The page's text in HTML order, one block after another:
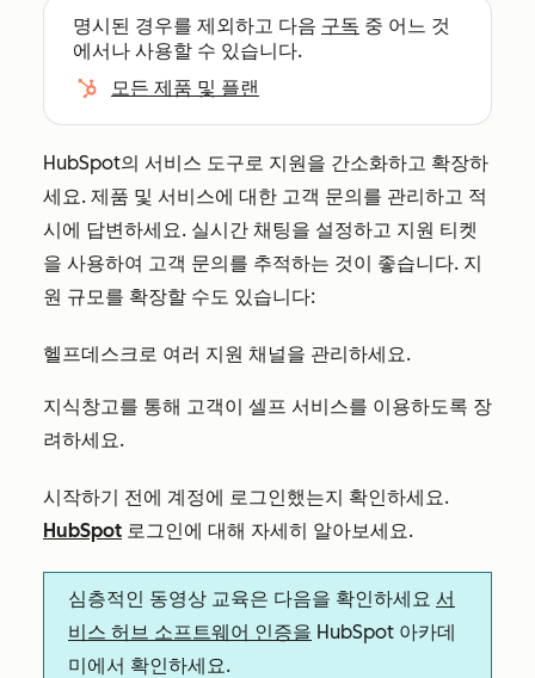
명시된 경우를 제외하고 다음 구독 중 어느 것
에서나 사용할 수 있습니다.
모든 제품 및 플랜
HubSpot의 서비스 도구로 지원을 간소화하고 확장하
세요. 제품 및 서비스에 대한 고객 문의를 관리하고 적
시에 답변하세요. 실시간 채팅을 설정하고 지원 티켓
을 사용하여 고객 문의를 추적하는 것이 좋습니다. 지
원 규모를 확장할 수도 있습니다:
헬프데스크로 여러 지원 채널을 관리하세요.
지식창고를 통해 고객이 셀프 서비스를 이용하도록 장
려하세요.
시작하기 전에 계정에 로그인했는지 확인하세요.
HubSpot 로그인에 대해 자세히 알아보세요.
심층적인 동영상 교육은 다음을 확인하세요 서
비스 허브 소프트웨어 인증을 HubSpot 아카데
미에서 확인하세요.